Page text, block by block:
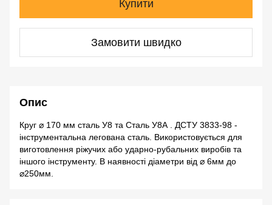
Купити
Замовити швидко
Опис
Круг ⌀ 170 мм сталь У8 та Сталь У8А . ДСТУ 3833-98 -
інструментальна легована сталь. Використовується для
виготовлення ріжучих або ударно-рубальних виробів та
іншого інструменту. В наявності діаметри від ⌀ 6мм до
⌀250мм.